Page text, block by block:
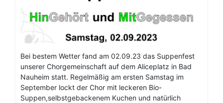
Bei bestem Wetter fand am 02.09.23 das Suppenfest
unserer Chorgemeinschaft auf dem Aliceplatz in Bad
Nauheim statt. Regelmäßig am ersten Samstag im
September lockt der Chor mit leckeren Bio-
Suppen,selbstgebackenem Kuchen und natürlich